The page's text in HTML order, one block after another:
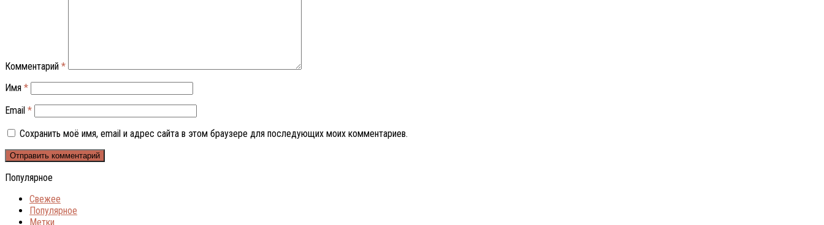
Комментарий *
Имя *
Email *
Сохранить моё имя, email и адрес сайта в этом браузере для последующих моих комментариев.
Популярное
Свежее
Популярное
Метки